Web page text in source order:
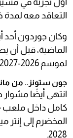
أول تجربة في
التعاقد معه لمدة
وكان جوردون أحد
الماضية، قبل أن
لموسم 2026-2027.
جون ستونز.. من
انتهى أيضًا
كامل داخل ملعب
المخضرم إلى إنتر
2028.